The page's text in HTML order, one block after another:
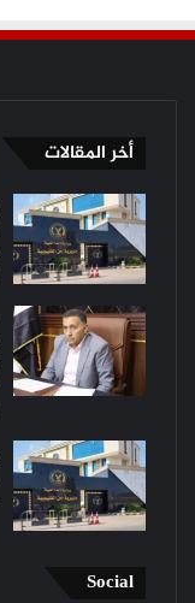
أخر المقالات
Social